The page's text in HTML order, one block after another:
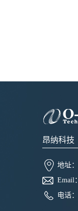
昂纳科技
地址：
Email：
电话：